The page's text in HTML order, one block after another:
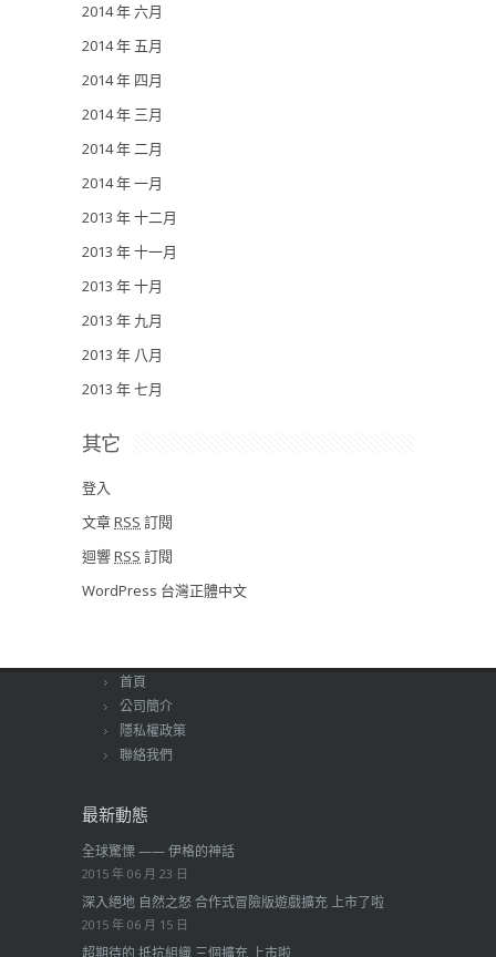
2014 年 六月
2014 年 五月
2014 年 四月
2014 年 三月
2014 年 二月
2014 年 一月
2013 年 十二月
2013 年 十一月
2013 年 十月
2013 年 九月
2013 年 八月
2013 年 七月
其它
登入
文章RSS 訂閱
迴響RSS 訂閱
WordPress 台灣正體中文
首頁
公司簡介
隱私權政策
聯絡我們
最新動態
全球驚慄 —— 伊格的神話
2015 年 06 月 23 日
深入絕地 自然之怒 合作式冒險版遊戲擴充 上市了啦
2015 年 06 月 15 日
超期待的 抵抗組織 三個擴充 上市啦